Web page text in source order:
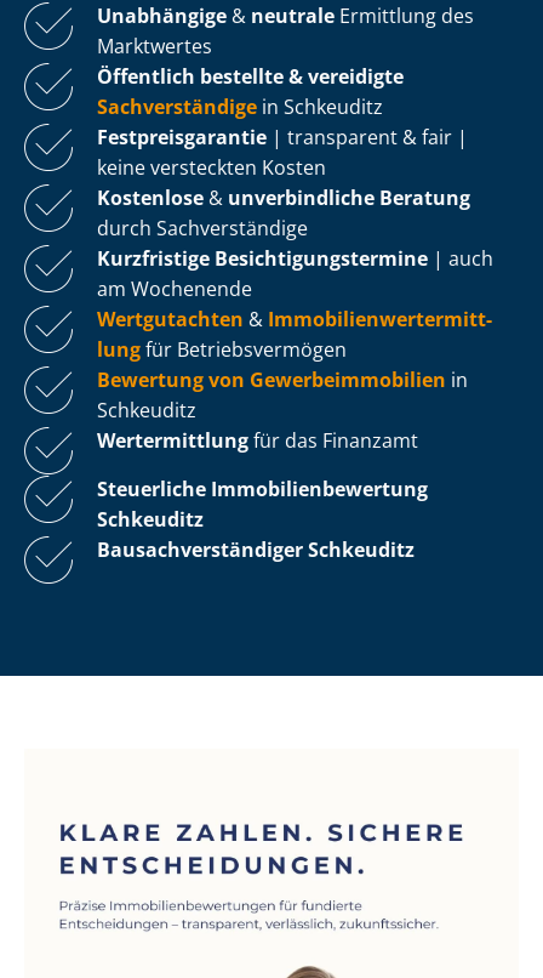
Unabhängige & neutrale Ermittlung des
Marktwertes
Öffentlich bestellte & vereidigte
Sachverständige in Schkeuditz
Fest­preis­ga­ran­tie | transparent & fair |
keine versteckten Kosten
Kostenlose & unverbindliche Beratung
durch Sachverständige
Kurzfristige Be­sich­ti­gungs­ter­mi­ne | auch
am Wochenende
Wertgutachten & Im­mo­bi­li­en­wert­ermitt­
lungfür Be­triebs­ver­mö­gen
Bewertung von Ge­wer­be­im­mo­bi­li­en in
Schkeuditz
Wertermittlungfür das Finanzamt
Steuerliche Im­mo­bi­li­en­be­wer­tung
Schkeuditz
Bau­sach­ver­stän­di­ger Schkeuditz